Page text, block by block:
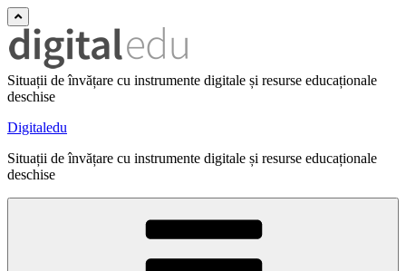
Situații de învățare cu instrumente digitale și resurse educaționale
deschise
Digitaledu
Situații de învățare cu instrumente digitale și resurse educaționale
deschise